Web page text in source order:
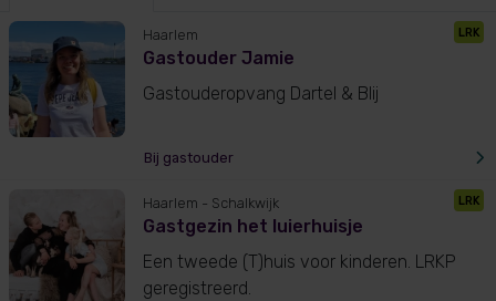
LRK
Haarlem
Gastouder Jamie
Gastouderopvang Dartel & Blij
Bij gastouder
LRK
Haarlem - Schalkwijk
Gastgezin het luierhuisje
Een tweede (T)huis voor kinderen. LRKP
geregistreerd.